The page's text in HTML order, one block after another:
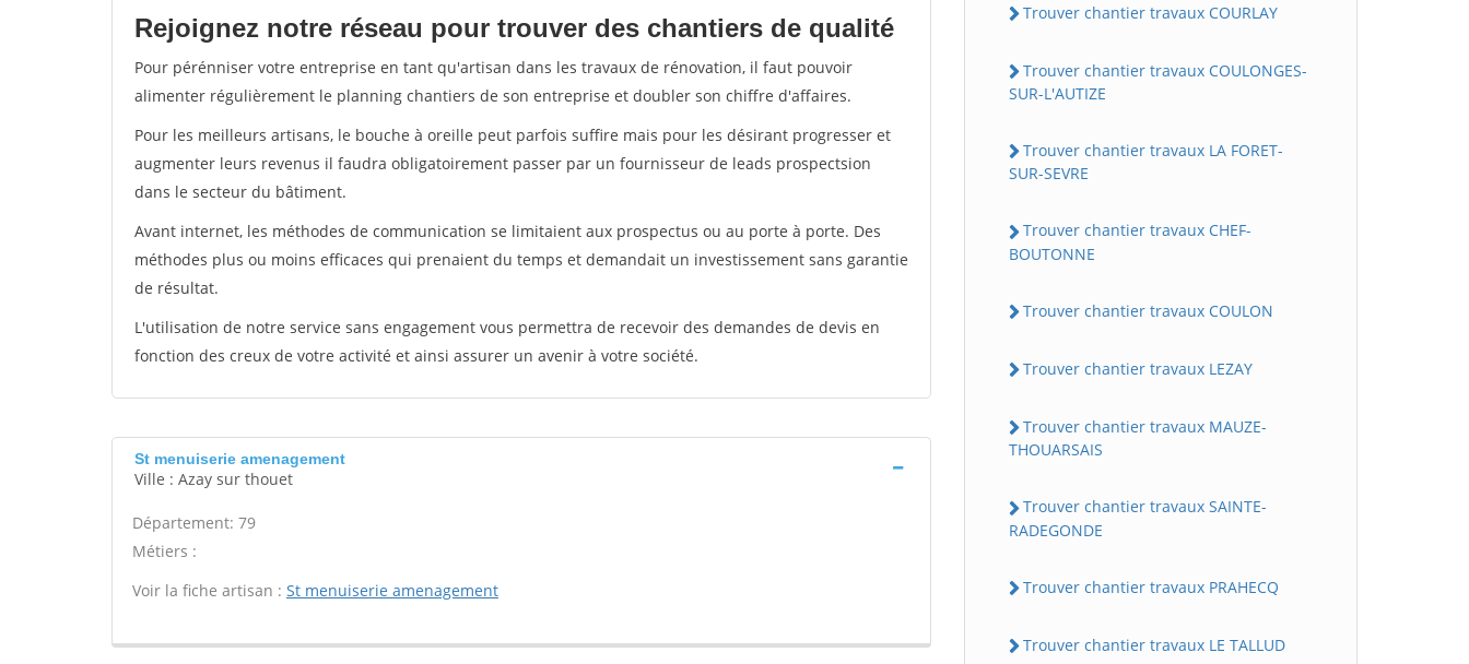
Rejoignez notre réseau pour trouver des chantiers de qualité
Pour pérénniser votre entreprise en tant qu'artisan dans les travaux de rénovation, il faut pouvoir
alimenter régulièrement le planning chantiers de son entreprise et doubler son chiffre d'affaires.
Pour les meilleurs artisans, le bouche à oreille peut parfois suffire mais pour les désirant progresser et
augmenter leurs revenus il faudra obligatoirement passer par un fournisseur de leads prospectsion
dans le secteur du bâtiment.
Avant internet, les méthodes de communication se limitaient aux prospectus ou au porte à porte. Des
méthodes plus ou moins efficaces qui prenaient du temps et demandait un investissement sans garantie
de résultat.
L'utilisation de notre service sans engagement vous permettra de recevoir des demandes de devis en
fonction des creux de votre activité et ainsi assurer un avenir à votre société.
St menuiserie amenagement
Ville : Azay sur thouet
Département: 79
Métiers :
Voir la fiche artisan : St menuiserie amenagement
Trouver chantier travaux COURLAY
Trouver chantier travaux COULONGES-
SUR-L'AUTIZE
Trouver chantier travaux LA FORET-
SUR-SEVRE
Trouver chantier travaux CHEF-
BOUTONNE
Trouver chantier travaux COULON
Trouver chantier travaux LEZAY
Trouver chantier travaux MAUZE-
THOUARSAIS
Trouver chantier travaux SAINTE-
RADEGONDE
Trouver chantier travaux PRAHECQ
Trouver chantier travaux LE TALLUD